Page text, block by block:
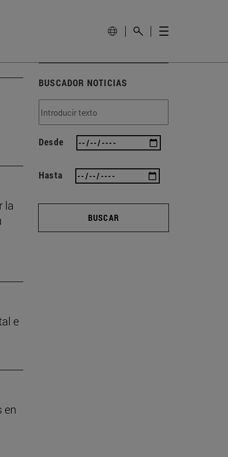
la
e
en
BUSCADOR NOTICIAS
Desde
Hasta
BUSCAR